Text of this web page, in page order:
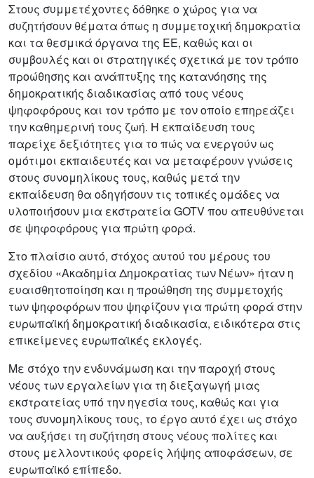
Στους συμμετέχοντες δόθηκε ο χώρος για να
συζητήσουν θέματα όπως η συμμετοχική δημοκρατία
και τα θεσμικά όργανα της ΕΕ, καθώς και οι
συμβουλές και οι στρατηγικές σχετικά με τον τρόπο
προώθησης και ανάπτυξης της κατανόησης της
δημοκρατικής διαδικασίας από τους νέους
ψηφοφόρους και τον τρόπο με τον οποίο επηρεάζει
την καθημερινή τους ζωή. Η εκπαίδευση τους
παρείχε δεξιότητες για το πώς να ενεργούν ως
ομότιμοι εκπαιδευτές και να μεταφέρουν γνώσεις
στους συνομηλίκους τους, καθώς μετά την
εκπαίδευση θα οδηγήσουν τις τοπικές ομάδες να
υλοποιήσουν μια εκστρατεία GOTV που απευθύνεται
σε ψηφοφόρους για πρώτη φορά.
Στο πλαίσιο αυτό, στόχος αυτού του μέρους του
σχεδίου «Ακαδημία Δημοκρατίας των Νέων» ήταν η
ευαισθητοποίηση και η προώθηση της συμμετοχής
των ψηφοφόρων που ψηφίζουν για πρώτη φορά στην
ευρωπαϊκή δημοκρατική διαδικασία, ειδικότερα στις
επικείμενες ευρωπαϊκές εκλογές.
Με στόχο την ενδυνάμωση και την παροχή στους
νέους των εργαλείων για τη διεξαγωγή μιας
εκστρατείας υπό την ηγεσία τους, καθώς και για
τους συνομηλίκους τους, το έργο αυτό έχει ως στόχο
να αυξήσει τη συζήτηση στους νέους πολίτες και
στους μελλοντικούς φορείς λήψης αποφάσεων, σε
ευρωπαϊκό επίπεδο.